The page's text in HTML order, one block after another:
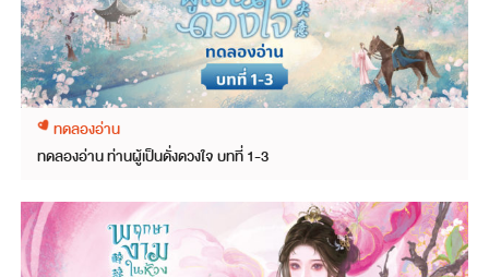
ทดลองอ่าน
ทดลองอ่าน ท่านผู้เป็นดั่งดวงใจ บทที่ 1-3